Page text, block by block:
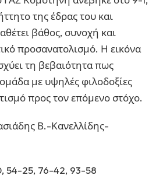
της έδρας του και
βάθος, συνοχή και
προσανατολισμό. Η εικόνα
τη βεβαιότητα πως
με υψηλές φιλοδοξίες
προς τον επόμενο στόχο.
Β.-Κανελλίδης-
54-25, 76-42, 93-58